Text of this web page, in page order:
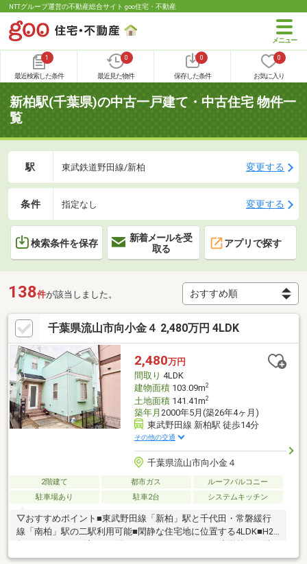
NTTグループ運営の不動産総合サイト goo住宅・不動産
1
最近検索した条件
0
最近見た物件
0
保存した条件
0
お気に入り
新柏駅(千葉県)の中古一戸建て・中古住宅 物件一
覧
駅 東武鉄道野田線/新柏 変更する
条件 指定なし 変更する
検索条件を保存
新着メールを受
取る
アプリで探す
138件が該当しました。
千葉県流山市向小金４ 2,480万円 4LDK
2,480万円
間取り 4LDK
建物面積103.09m2
土地面積141.41m2
築年月 2000年5月(築26年4ヶ月)
東武野田線 新柏駅 徒歩14分
その他の交通
千葉県流山市向小金４
2階建て 都市ガス
ルーフバルコニー
駐車場あり
駐車2台 システムキッチン
▽おすすめポイント■東武野田線「新柏」駅と千代田・常磐緩行
線「南柏」駅の二駅利用可能■閑静な住宅地に位置する4LDK■H28
歩約9分とお子様の通学も安心▽リフォーム内容■クロス張替え・